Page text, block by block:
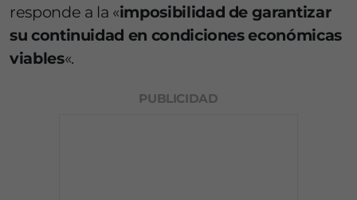
responde a la «imposibilidad de garantizar
su continuidad en condiciones económicas
viables«.
PUBLICIDAD